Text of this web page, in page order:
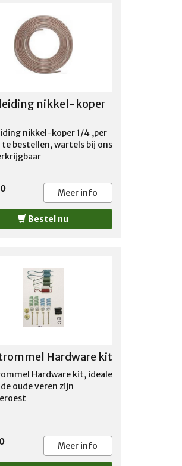
nikkel-koper
nikkel-koper 1/4 ,per
bestellen, wartels bij ons
Meer info
Bestel nu
Hardware kit
Hardware kit, ideale
oude veren zijn
Meer info